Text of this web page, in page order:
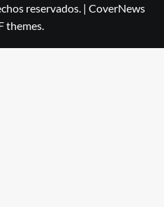
reservados. | CoverNews
themes.